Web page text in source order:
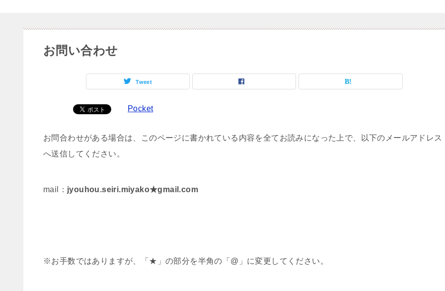
お問い合わせ
Tweet
Pocket
お問合わせがある場合は、このページに書かれている内容を全てお読みになった上で、以下のメールアドレス
へ送信してください。
mail： jyouhou.seiri.miyako★gmail.com
※お手数ではありますが、「★」の部分を半角の「@」に変更してください。